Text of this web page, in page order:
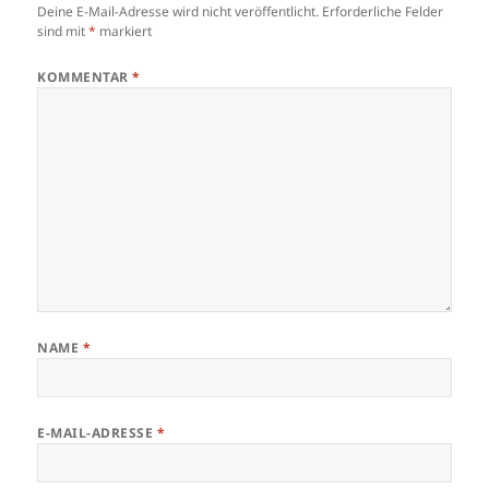
Deine E-Mail-Adresse wird nicht veröffentlicht. Erforderliche Felder
sind mit* markiert
KOMMENTAR*
NAME *
E-MAIL-ADRESSE *